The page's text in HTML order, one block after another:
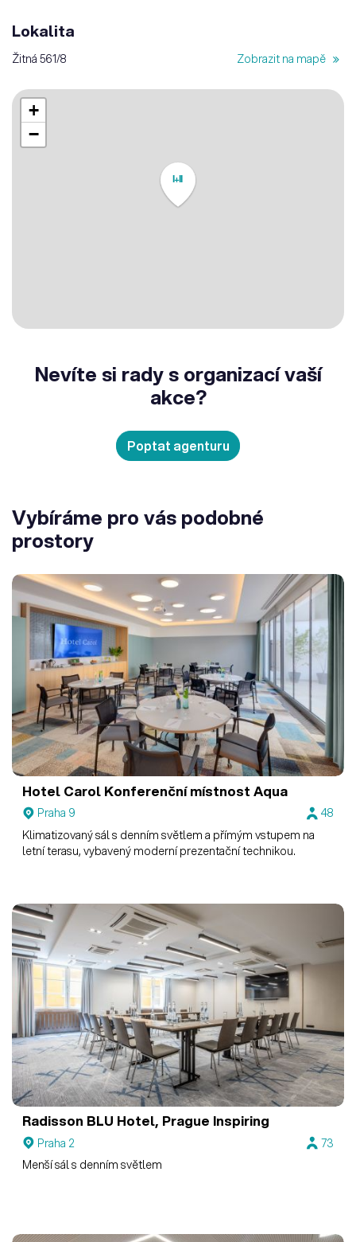
Lokalita
Žitná 561/8 Zobrazit na mapě
I+II
+
−
Nevíte si rady s organizací vaší
akce?
Poptat agenturu
Vybíráme pro vás podobné
prostory
Hotel Carol Konferenční místnost Aqua
Praha 9
48
Klimatizovaný sál s denním světlem a přímým vstupem na
letní terasu, vybavený moderní prezentační technikou.
Radisson BLU Hotel, Prague Inspiring
Praha 2
73
Menší sál s denním světlem